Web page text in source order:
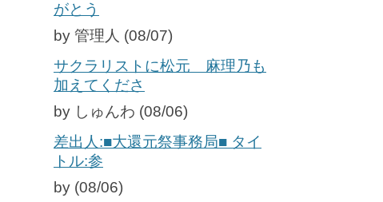
がとう
by 管理人 (08/07)
サクラリストに松元 麻理乃も
加えてくださ
by しゅんわ (08/06)
差出人:■大還元祭事務局■ タイ
トル:参
by (08/06)